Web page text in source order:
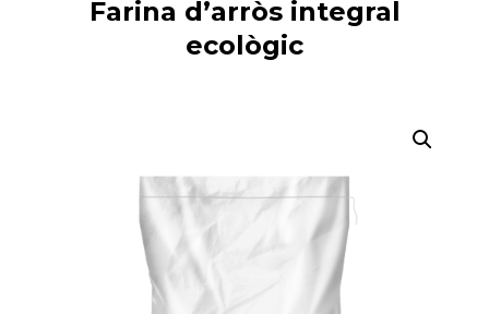
Farina d’arròs integral
ecològic